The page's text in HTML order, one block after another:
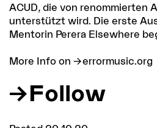
ACUD, die von renommierten
unterstützt wird. Die erste
Mentorin Perera Elsewhere
More Info on errormusic.org
Follow